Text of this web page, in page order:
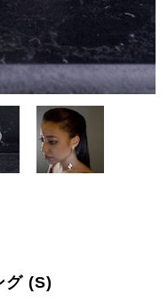
グ (S)